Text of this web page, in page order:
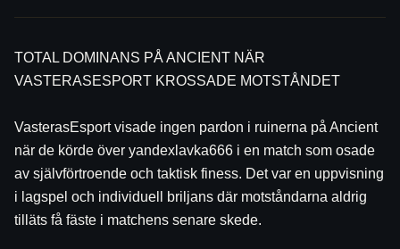
TOTAL DOMINANS PÅ ANCIENT NÄR
VASTERASESPORT KROSSADE MOTSTÅNDET
VasterasEsport visade ingen pardon i ruinerna på Ancient
när de körde över yandexlavka666 i en match som osade
av självförtroende och taktisk finess. Det var en uppvisning
i lagspel och individuell briljans där motståndarna aldrig
tilläts få fäste i matchens senare skede.